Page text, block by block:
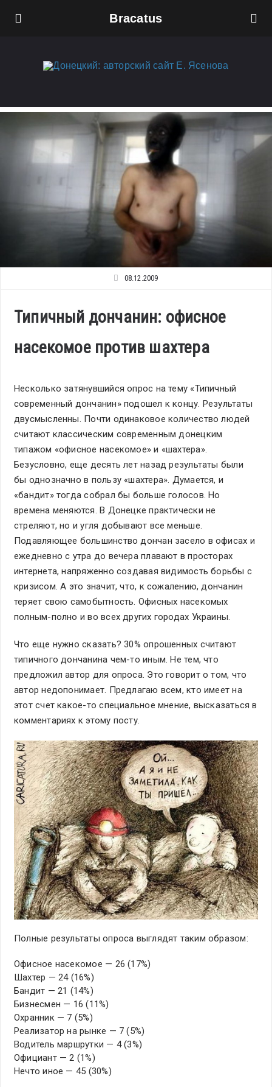
Bracatus
08.12.2009
Типичный дончанин: офисное
насекомое против шахтера
Несколько затянувшийся опрос на тему «Типичный
современный дончанин» подошел к концу. Результаты
двусмысленны. Почти одинаковое количество людей
считают классическим современным донецким
типажом «офисное насекомое» и «шахтера».
Безусловно, еще десять лет назад результаты были
бы однозначно в пользу «шахтера». Думается, и
«бандит» тогда собрал бы больше голосов. Но
времена меняются. В Донецке практически не
стреляют, но и угля добывают все меньше.
Подавляющее большинство дончан засело в офисах и
ежедневно с утра до вечера плавают в просторах
интернета, напряженно создавая видимость борьбы с
кризисом. А это значит, что, к сожалению, дончанин
теряет свою самобытность. Офисных насекомых
полным-полно и во всех других городах Украины.
Что еще нужно сказать? 30% опрошенных считают
типичного дончанина чем-то иным. Не тем, что
предложил автор для опроса. Это говорит о том, что
автор недопонимает. Предлагаю всем, кто имеет на
этот счет какое-то специальное мнение, высказаться в
комментариях к этому посту.
Полные результаты опроса выглядят таким образом:
Офисное насекомое — 26 (17%)
Шахтер — 24 (16%)
Бандит — 21 (14%)
Бизнесмен — 16 (11%)
Охранник — 7 (5%)
Реализатор на рынке — 7 (5%)
Водитель маршрутки — 4 (3%)
Официант — 2 (1%)
Нечто иное — 45 (30%)